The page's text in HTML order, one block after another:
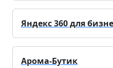
Яндекс 360 для
Арома-Бутик